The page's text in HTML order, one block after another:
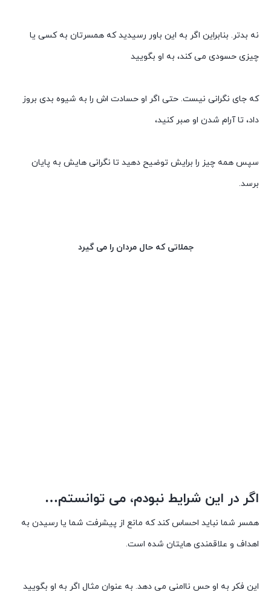
نه بدتر. بنابراین اگر به این باور رسیدید که همسرتان به کسی یا
چیزی حسودی می کند، به او بگویید
که جای نگرانی نیست. حتی اگر او حسادت اش را به شیوه بدی بروز
داد، تا آرام شدن او صبر کنید،
سپس همه چیز را برایش توضیح دهید تا نگرانی هایش به پایان
برسد.
جملاتی که حال مردان را می گیرد
اگر در این شرایط نبودم، می توانستم…
همسر شما نباید احساس کند که مانع از پیشرفت شما یا رسیدن به
اهداف و علاقمندی هایتان شده است.
این فکر به او حس ناامنی می دهد. به عنوان مثال اگر به او بگویید